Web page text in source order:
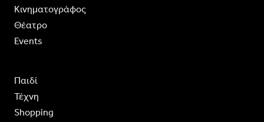
Κινηματογράφος
Θέατρο
Events
Παιδί
Τέχνη
Shopping